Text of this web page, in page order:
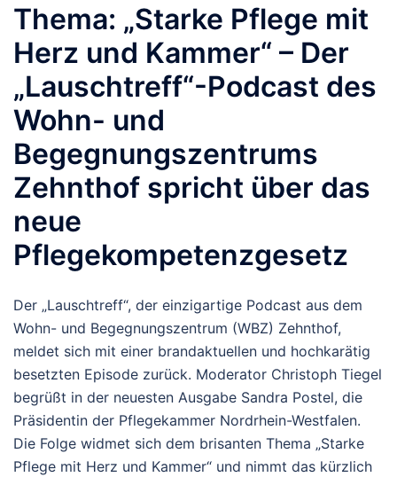
Thema: „Starke Pflege mit
Herz und Kammer“ – Der
„Lauschtreff“-Podcast des
Wohn- und
Begegnungszentrums
Zehnthof spricht über das
neue
Pflegekompetenzgesetz
Der „Lauschtreff“, der einzigartige Podcast aus dem
Wohn- und Begegnungszentrum (WBZ) Zehnthof,
meldet sich mit einer brandaktuellen und hochkarätig
besetzten Episode zurück. Moderator Christoph Tiegel
begrüßt in der neuesten Ausgabe Sandra Postel, die
Präsidentin der Pflegekammer Nordrhein-Westfalen.
Die Folge widmet sich dem brisanten Thema „Starke
Pflege mit Herz und Kammer“ und nimmt das kürzlich